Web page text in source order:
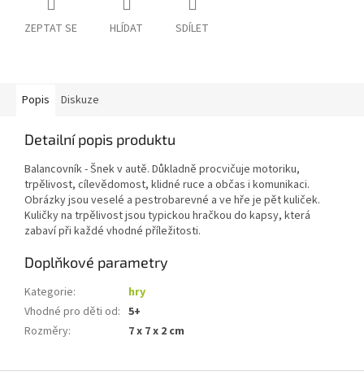
ZEPTAT SE HLÍDAT SDÍLET
Popis Diskuze
Detailní popis produktu
Balancovník - Šnek v autě. Důkladně procvičuje motoriku,
trpělivost, cílevědomost, klidné ruce a občas i komunikaci.
Obrázky jsou veselé a pestrobarevné a ve hře je pět kuliček.
Kuličky na trpělivost jsou typickou hračkou do kapsy, která
zabaví při každé vhodné příležitosti.
Doplňkové parametry
Kategorie:
hry
Vhodné pro děti od: 5+
Rozměry: 7 x 7 x 2 cm